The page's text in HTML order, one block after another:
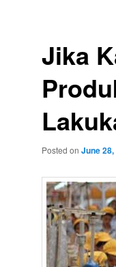
Jika
Posted on June